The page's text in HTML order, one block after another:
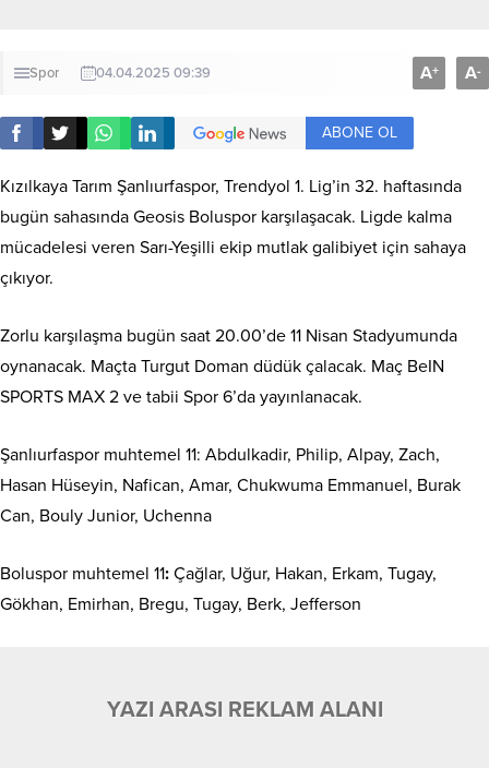
Spor 04.04.2025 09:39 A+ A-
ABONE OL
Kızılkaya Tarım Şanlıurfaspor, Trendyol 1. Lig’in 32. haftasında
bugün sahasında Geosis Boluspor karşılaşacak. Ligde kalma
mücadelesi veren Sarı-Yeşilli ekip mutlak galibiyet için sahaya
çıkıyor.
Zorlu karşılaşma bugün saat 20.00’de 11 Nisan Stadyumunda
oynanacak. Maçta Turgut Doman düdük çalacak. Maç BeIN
SPORTS MAX 2 ve tabii Spor 6’da yayınlanacak.
Şanlıurfaspor muhtemel 11: Abdulkadir, Philip, Alpay, Zach,
Hasan Hüseyin, Nafican, Amar, Chukwuma Emmanuel, Burak
Can, Bouly Junior, Uchenna
Boluspor muhtemel 11: Çağlar, Uğur, Hakan, Erkam, Tugay,
Gökhan, Emirhan, Bregu, Tugay, Berk, Jefferson
YAZI ARASI REKLAM ALANI